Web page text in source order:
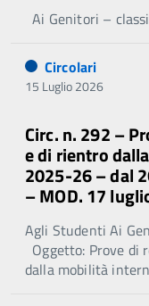
Ai Genitori –
Circolari
15 Luglio 2026
Circ. n. 292 –
e di rientro
2025-26 – dal
– MOD. 17
Agli Studenti Ai
Oggetto: Prove di
dalla mobilità